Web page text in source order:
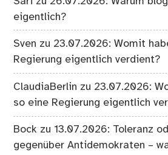
eigentlich?
Sven zu 23.07.2026: Womit
Regierung eigentlich verdient?
ClaudiaBerlin zu 23.07.2026:
so eine Regierung eigentlich
Bock zu13.07.2026: Toleranz
gegenüber Antidemokraten –